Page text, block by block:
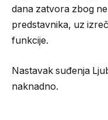
dana zatvora zbog
predstavnika, uz
funkcije.
Nastavak suđenja
naknadno.